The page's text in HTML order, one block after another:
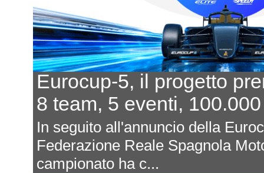
Eurocup-5, il progetto
8 team, 5 eventi,
In seguito all'annuncio della
Federazione Reale Spagnola
campionato ha c...